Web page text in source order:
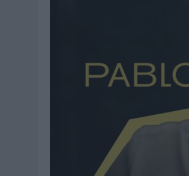
LUIS ARQUILLOS (BURGO
‘EL PARAÍSO MÁS
04/08/2026 |
‘LA ÚNICA CERVEZA DEL
04/08/2026
‘EL FÚTBOL SIN LAS
CAPAZ, LA CERVEZA QUE
BABARIA Y MAXIBON SON
AUDIBLE REIVINDICA EL
03/08/2026
‘VUELVE EL FÚTBOL.